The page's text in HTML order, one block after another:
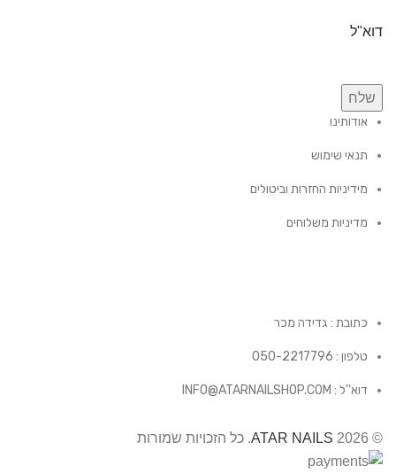
דוא"ל
שלח
אודותינו
תנאי שימוש
מידיניות החזרות וביטולים
מדיניות משלוחים
כתובת : גדידה מכר
טלפון : 050-2217796
דוא''ל : INFO@ATARNAILSHOP.COM
© 2026
ATAR NAILS. כל הזכויות שמורות